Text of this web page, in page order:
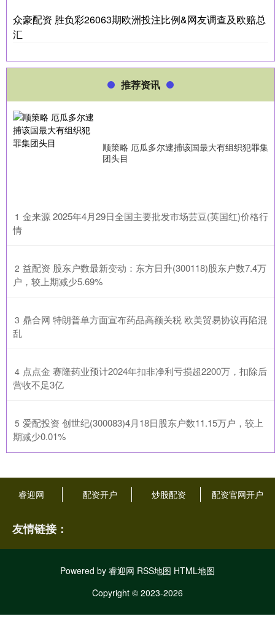
众豪配资 胜负彩26063期欧洲投注比例&网友调查及欧赔总
汇
推荐资讯
顺策略 厄瓜多尔逮捕该国最大有组织犯罪集
团头目
1 ​金来源 2025年4月29日全国主要批发市场芸豆(英国红)价格行
情
2 ​益配资 股东户数最新变动：东方日升(300118)股东户数7.4万
户，较上期减少5.69%
3 ​鼎合网 特朗普单方面宣布药品高额关税 欧美贸易协议再陷混
乱
4 ​点点金 赛隆药业预计2024年扣非净利亏损超2200万，扣除后
营收不足3亿
5 ​爱配投资 创世纪(300083)4月18日股东户数11.15万户，较上
期减少0.01%
睿迎网 配资开户 炒股配资 配资官网开户
友情链接：
Powered by 睿迎网 RSS地图 HTML地图
Copyright © 2023-2026